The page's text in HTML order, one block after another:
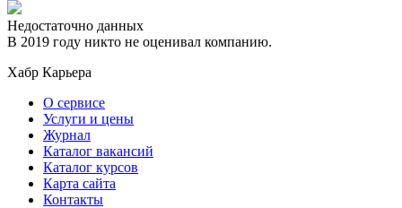
Недостаточно данных
В 2019 году никто не оценивал компанию.
Хабр Карьера
О сервисе
Услуги и цены
Журнал
Каталог вакансий
Каталог курсов
Карта сайта
Контакты